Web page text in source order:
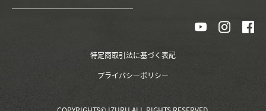
特定商取引法に基づく表記
プライバシーポリシー